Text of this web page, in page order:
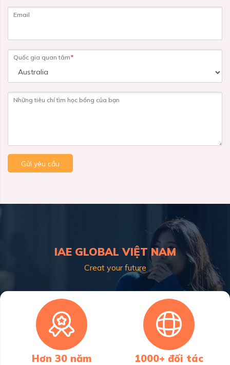
Email
Quốc gia quan tâm*
Những tiêu chí tìm học bổng của bạn
Gửi yêu cầu
IAE GLOBAL VIỆT NAM
Creat your future
Hơn 30 năm 1000+ đối tác